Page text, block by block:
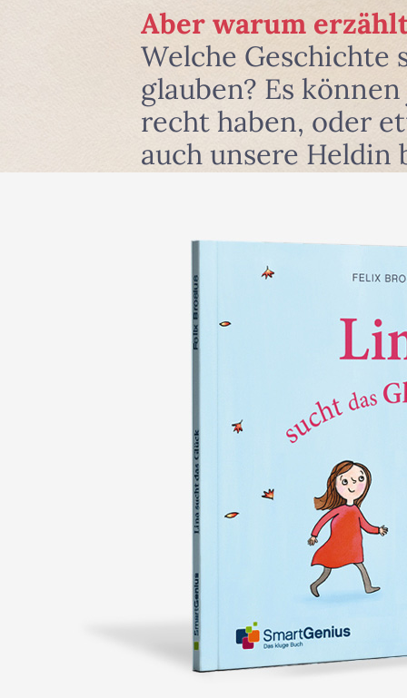
Aber warum
Welche Geschichte
glauben? Es
recht haben, oder
auch unsere Heldin